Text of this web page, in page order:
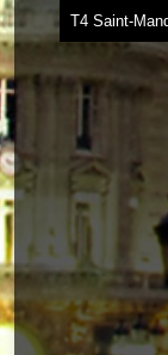
T4 Saint-